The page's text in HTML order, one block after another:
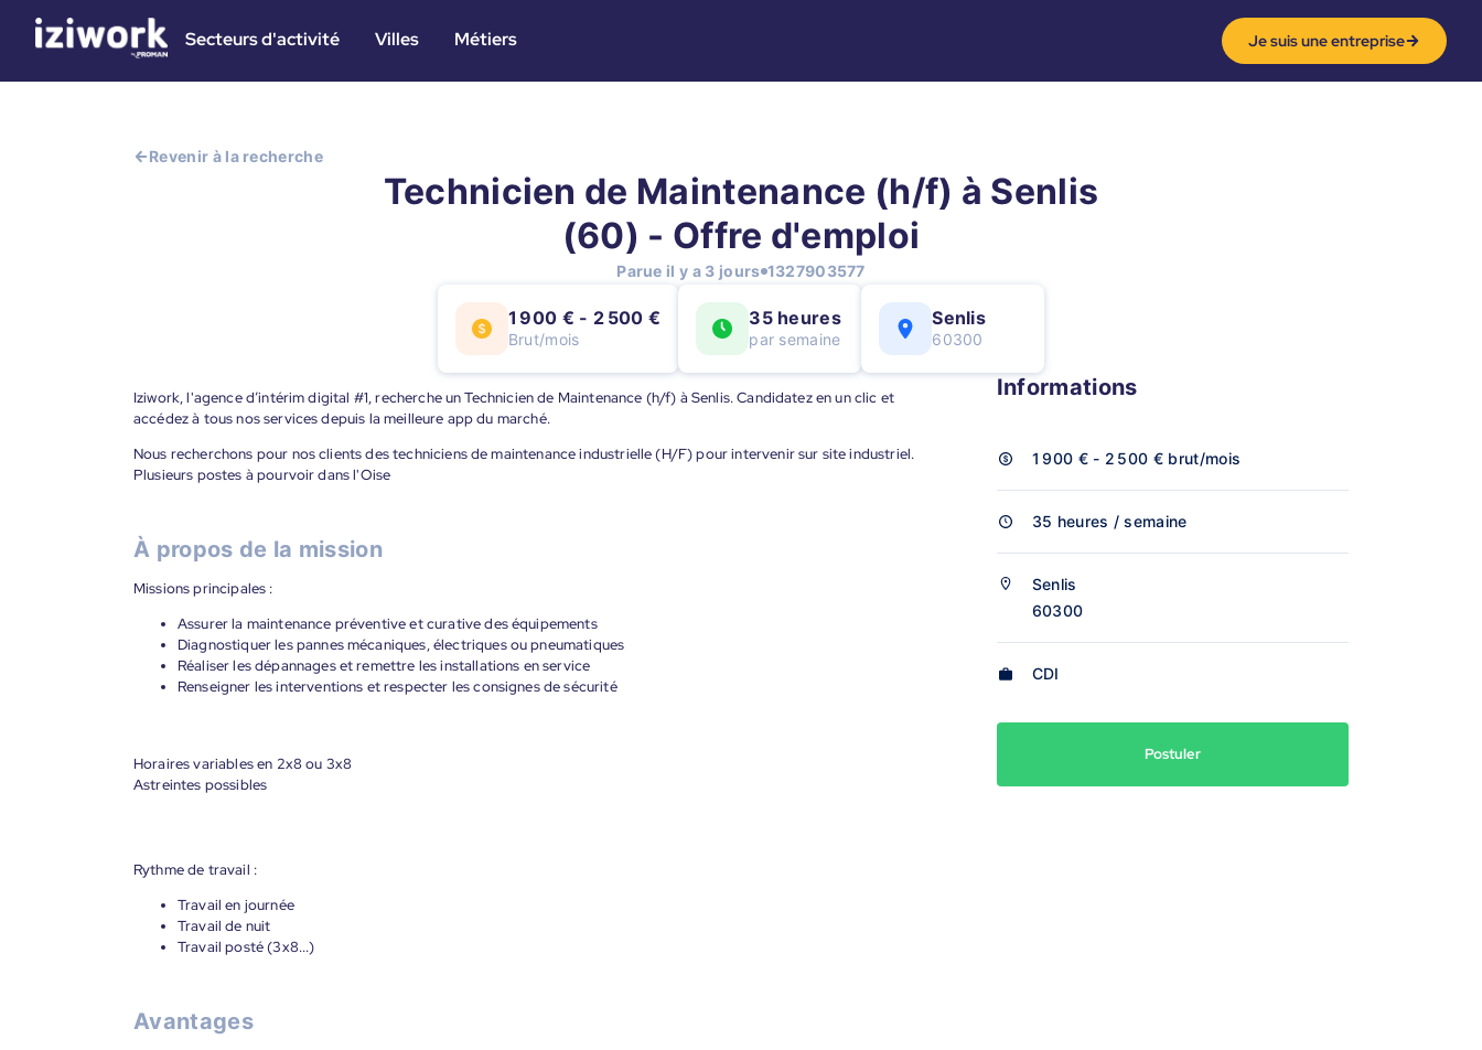
Secteurs d'activité Villes Métiers Je suis une entreprise
Revenir à la recherche
Technicien de Maintenance (h/f) à Senlis
(60) - Offre d'emploi
Parue il y a 3 jours 1327903577
1 900 € - 2 500 €
Brut/mois
35 heures
par semaine
Senlis
60300
Iziwork, l'agence d’intérim digital #1, recherche un Technicien de Maintenance (h/f) à Senlis. Candidatez en un clic et
accédez à tous nos services depuis la meilleure app du marché.
Nous recherchons pour nos clients des techniciens de maintenance industrielle (H/F) pour intervenir sur site industriel.
Plusieurs postes à pourvoir dans l'Oise
À propos de la mission
Missions principales :
Assurer la maintenance préventive et curative des équipements
Diagnostiquer les pannes mécaniques, électriques ou pneumatiques
Réaliser les dépannages et remettre les installations en service
Renseigner les interventions et respecter les consignes de sécurité
Horaires variables en 2x8 ou 3x8
Astreintes possibles
Rythme de travail :
Travail en journée
Travail de nuit
Travail posté (3x8...)
Avantages
Informations
1 900 € - 2 500 € brut/mois
35 heures / semaine
Senlis
60300
CDI
Postuler